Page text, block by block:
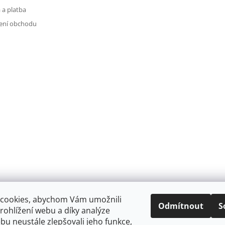
abychom Vám umožnili
webu a díky analýze
neustále zlepšovali jeho funkce,
Odmítnout
a platba
obchodu